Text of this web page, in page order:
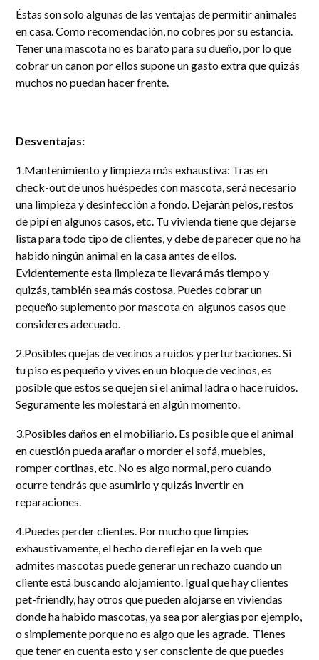
Éstas son solo algunas de las ventajas de permitir animales
en casa. Como recomendación, no cobres por su estancia.
Tener una mascota no es barato para su dueño, por lo que
cobrar un canon por ellos supone un gasto extra que quizás
muchos no puedan hacer frente.
Desventajas:
1.Mantenimiento y limpieza más exhaustiva: Tras en
check-out de unos huéspedes con mascota, será necesario
una limpieza y desinfección a fondo. Dejarán pelos, restos
de pipí en algunos casos, etc. Tu vivienda tiene que dejarse
lista para todo tipo de clientes, y debe de parecer que no ha
habido ningún animal en la casa antes de ellos.
Evidentemente esta limpieza te llevará más tiempo y
quizás, también sea más costosa. Puedes cobrar un
pequeño suplemento por mascota en algunos casos que
consideres adecuado.
2.Posibles quejas de vecinos a ruidos y perturbaciones. Si
tu piso es pequeño y vives en un bloque de vecinos, es
posible que estos se quejen si el animal ladra o hace ruidos.
Seguramente les molestará en algún momento.
3.Posibles daños en el mobiliario. Es posible que el animal
en cuestión pueda arañar o morder el sofá, muebles,
romper cortinas, etc. No es algo normal, pero cuando
ocurre tendrás que asumirlo y quizás invertir en
reparaciones.
4.Puedes perder clientes. Por mucho que limpies
exhaustivamente, el hecho de reflejar en la web que
admites mascotas puede generar un rechazo cuando un
cliente está buscando alojamiento. Igual que hay clientes
pet-friendly, hay otros que pueden alojarse en viviendas
donde ha habido mascotas, ya sea por alergias por ejemplo,
o simplemente porque no es algo que les agrade. Tienes
que tener en cuenta esto y ser consciente de que puedes